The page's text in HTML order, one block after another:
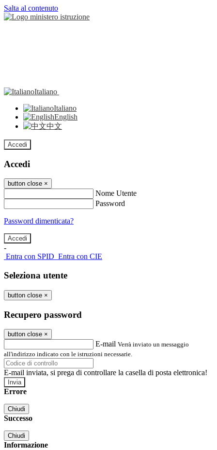
Salta al contenuto
Italiano
Italiano
English
中文
Accedi
Accedi
button close ×
Nome Utente
Password
Password dimenticata?
-
Entra con SPID Entra con CIE
Seleziona utente
button close ×
Recupero password
button close ×
E-mail Verrà inviato un messaggio
all'indirizzo indicato con le istruzioni necessarie.
E-mail inviata, si prega di controllare la casella di posta elettronica!
Errore
Chiudi
Successo
Chiudi
Informazione